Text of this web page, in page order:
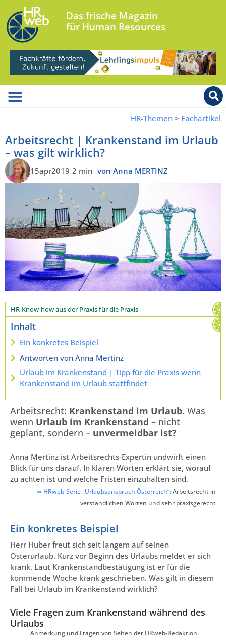
Das frische Magazin
für Human Resources
HR-Themen > Fachartikel
Arbeitsrecht | Krankenstand im Urlaub
– was gilt wirklich?
15apr2019 2 min von Anna MERTINZ
HR-Know-how aus der Praxis für die Praxis
Inhalt
Ein konkretes Beispiel
Antworten von Anna Mertinz
Urlaub im Krankenstand | Tipp für die Praxis wenn
Krankenstand im Urlaub stattfindet
Arbeitsrecht: Krankenstand im Urlaub. Was
wenn Urlaub im Krankenstand – nicht
geplant, sondern – unvermeidbar ist?
Anna Mertinz ist Arbeitsrechts-Expertin undwirft einen
Blick für uns darauf. In klaren Worten erklärt sie, worauf
zu achten ist und welche Fristen einzuhalten sind.
⇒ HRweb-Serie „Urlaubsanspruch Österreich“: Arbeitsrecht in
verständlichen Worten und sehr praxisgerecht
Ein konkretes Beispiel
Herr Huber freut sich seit langem auf seinen
Osterurlaub. Kurz vor Beginn des Urlaubs meldet er sich
krank. Laut Krankenstandbestätigung ist er für die
kommende Woche krank geschrieben. Was gilt in diesem
Fall bei Urlaub im Krankenstand wirklich?
Viele Fragen zum Krankenstand während des
Urlaubs
Anmerkung und Fragen von Seiten der HRweb-Redaktion.